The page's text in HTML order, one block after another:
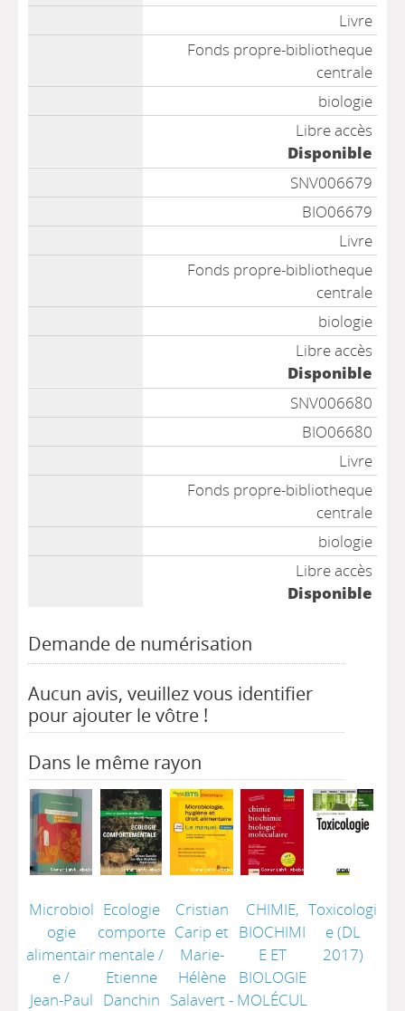
Livre
Fonds propre-bibliotheque
centrale
biologie
Libre accès
Disponible
SNV006679
BIO06679
Livre
Fonds propre-bibliotheque
centrale
biologie
Libre accès
Disponible
SNV006680
BIO06680
Livre
Fonds propre-bibliotheque
centrale
biologie
Libre accès
Disponible
Demande de numérisation
Aucun avis, veuillez vous identifier
pour ajouter le vôtre !
Dans le même rayon
Microbiol
ogie
alimentair
e/
Jean-Paul
Ecologie
comporte
mentale/
Etienne
Danchin
Cristian
Carip et
Marie-
Hélène
Salavert -
CHIMIE,
BIOCHIMI
E ET
BIOLOGIE
MOLÉCUL
Toxicologi
e(DL
2017)